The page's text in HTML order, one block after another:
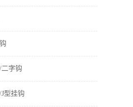
字钩
型挂钩